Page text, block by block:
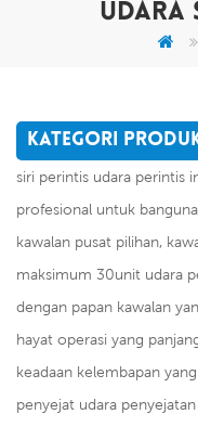
UDARA
KATEGORI
siri perintis udara perintis
profesional untuk
kawalan pusat pilihan,
maksimum 30unit udara
dengan papan kawalan
hayat operasi yang
keadaan kelembapan
penyejat udara